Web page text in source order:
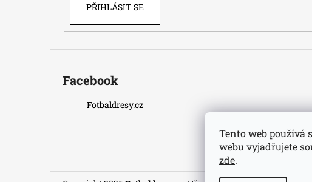
Tento web používá
webu vyjadřujete
zde.
PŘIHLÁSIT SE
Facebook
Fotbaldresy.cz